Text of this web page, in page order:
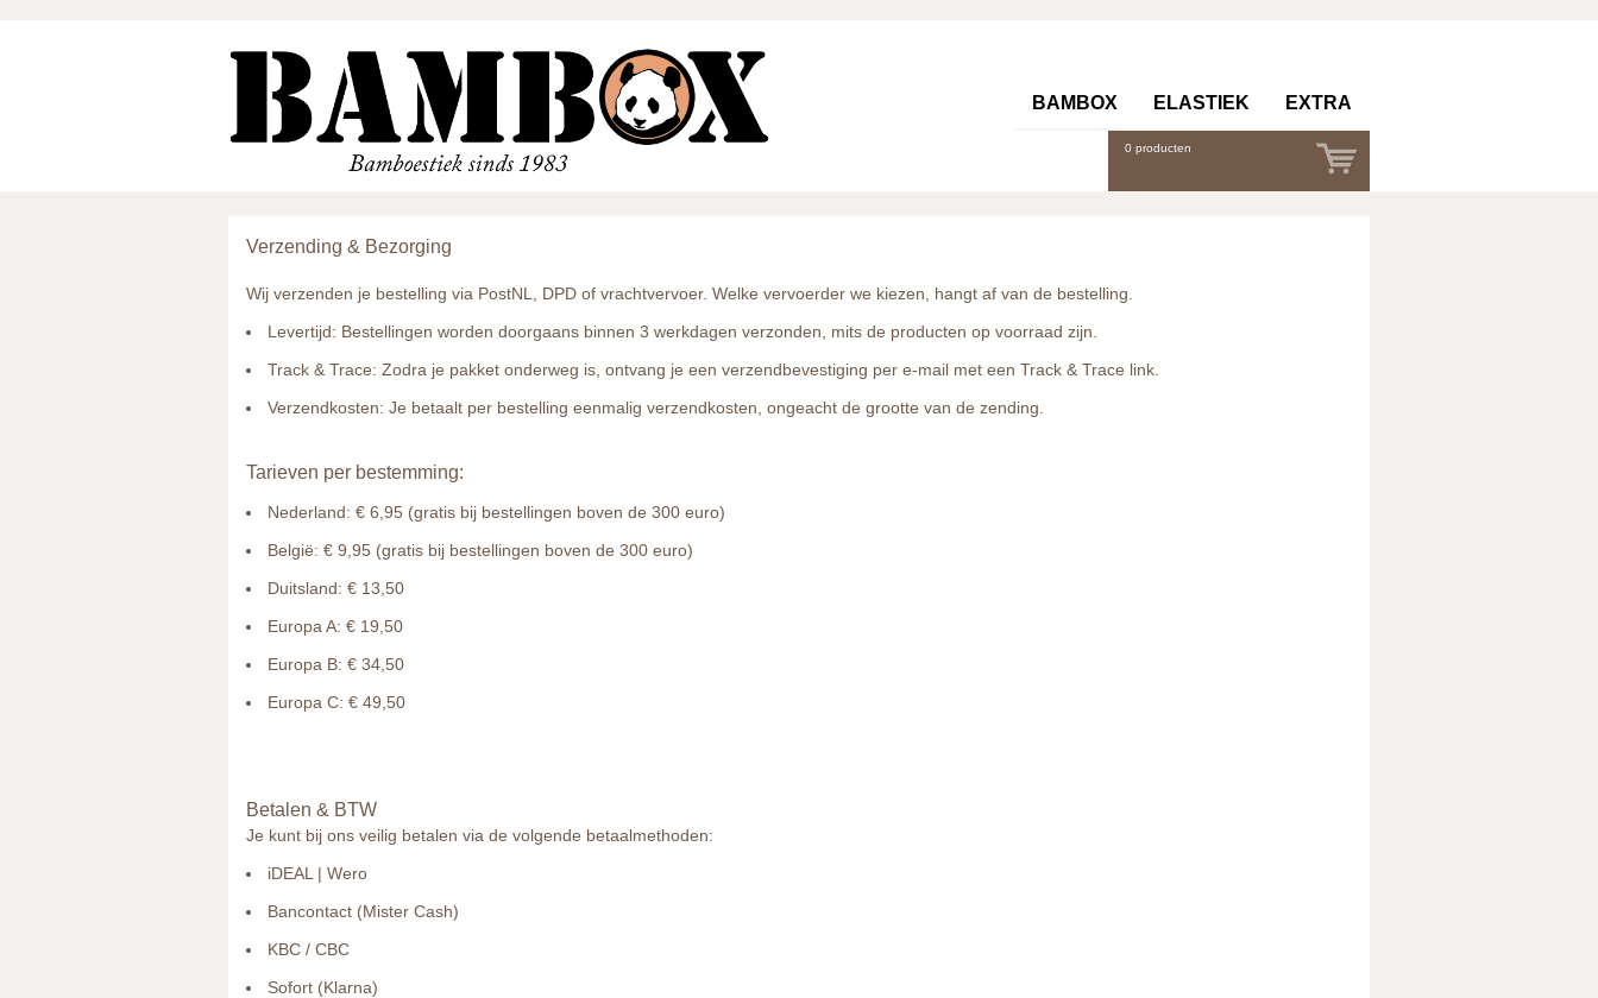
BAMBOX ELASTIEK EXTRA
0 producten
Verzending & Bezorging
Wij verzenden je bestelling via PostNL
, DPD of vrachtvervoer. Welke vervoerder we kiezen, hangt af van de bestelling.
Levertijd: Bestellingen worden doorgaans binnen 3 werkdagen verzonden, mits de producten op voorraad zijn.
Track & Trace: Zodra je pakket onderweg is, ontvang je een verzendbevestiging per e-mail met een Track & Trace link.
Verzendkosten: Je betaalt per bestelling eenmalig verzendkosten, ongeacht de grootte van de zending.
Tarieven per bestemming:
Nederland: € 6,95 (gratis bij bestellingen boven de 300 euro)
België: € 9,95 (gratis bij bestellingen boven de 300 euro)
Duitsland: € 13,50
Europa A: € 19,50
Europa B: € 34,50
Europa C: € 49,50
Betalen & BTW
Je kunt bij ons veilig betalen via de volgende betaalmethoden:
iDEAL | Wero
Bancontact (Mister Cash)
KBC / CBC
Sofort (Klarna)